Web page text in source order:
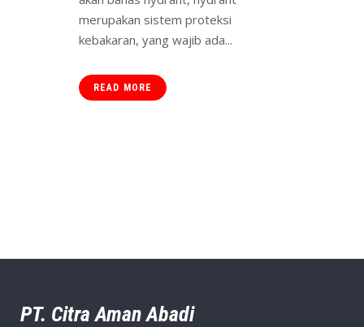
merupakan sistem proteksi
kebakaran, yang wajib ada...
READ MORE
PT. Citra Aman Abadi